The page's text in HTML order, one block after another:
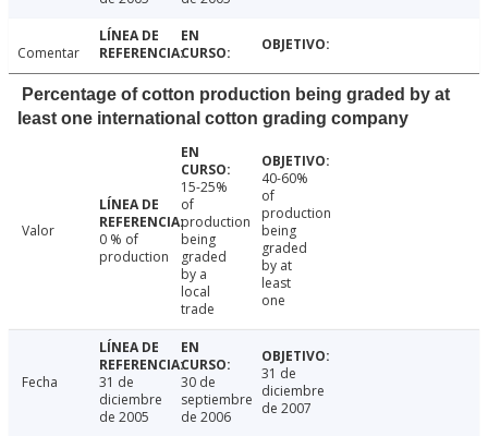
Comentar
Percentage of cotton production being graded by at
least one international cotton grading company
Valor
0 % of
production
15-25%
of
production
being
graded
by a
local
trade
40-60%
of
production
being
graded
by at
least
one
Fecha
31 de
diciembre
de 2005
30 de
septiembre
de 2006
31 de
diciembre
de 2007